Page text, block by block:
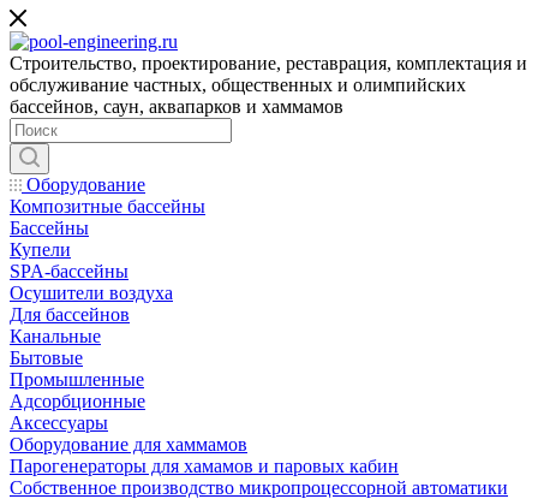
Строительство, проектирование, реставрация, комплектация и
обслуживание частных, общественных и олимпийских
бассейнов, саун, аквапарков и хаммамов
Оборудование
Композитные бассейны
Бассейны
Купели
SPA-бассейны
Осушители воздуха
Для бассейнов
Канальные
Бытовые
Промышленные
Адсорбционные
Аксессуары
Оборудование для хаммамов
Парогенераторы для хамамов и паровых кабин
Собственное производство микропроцессорной автоматики